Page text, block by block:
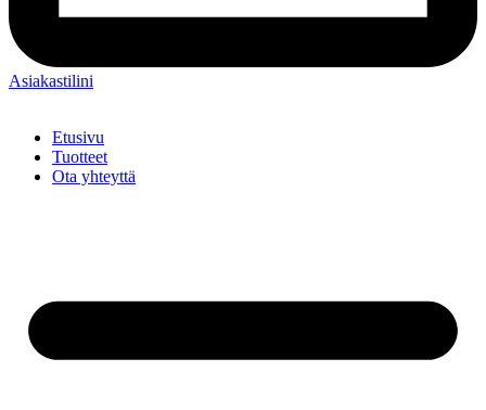
Asiakastilini
Etusivu
Tuotteet
Ota yhteyttä